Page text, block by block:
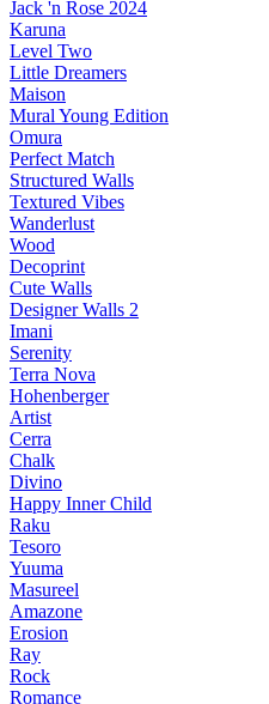
Jack 'n Rose 2024
Karuna
Level Two
Little Dreamers
Maison
Mural Young Edition
Omura
Perfect Match
Structured Walls
Textured Vibes
Wanderlust
Wood
Decoprint
Cute Walls
Designer Walls 2
Imani
Serenity
Terra Nova
Hohenberger
Artist
Cerra
Chalk
Divino
Happy Inner Child
Raku
Tesoro
Yuuma
Masureel
Amazone
Erosion
Ray
Rock
Romance